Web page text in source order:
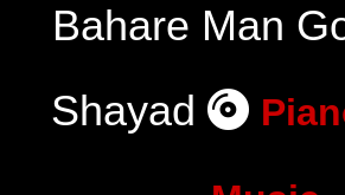
Bahare Man
Shayad